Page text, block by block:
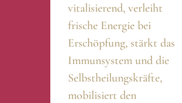
vitalisierend, verleiht
frische Energie bei
Erschöpfung, stärkt das
Immunsystem und die
Selbstheilungskräfte,
mobilisiert den